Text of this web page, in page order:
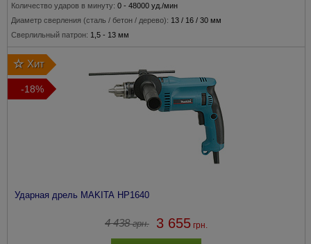
Количество ударов в минуту: 0 - 48000 уд./мин
Диаметр сверления (сталь / бетон / дерево): 13 / 16 / 30 мм
Сверлильный патрон: 1,5 - 13 мм
Хит
-18%
Ударная дрель MAKITA HP1640
4 438грн. 3 655 грн.